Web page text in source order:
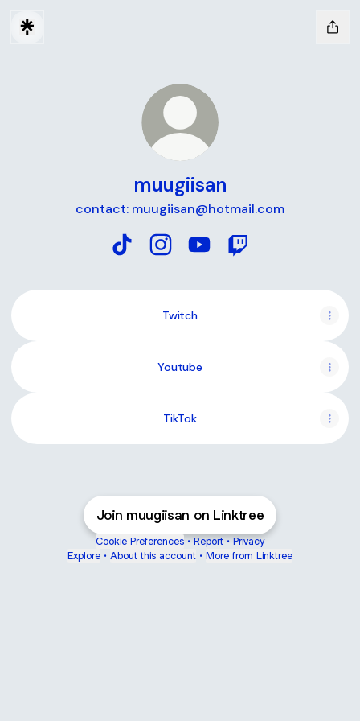
muugiisan
contact: muugiisan@hotmail.com
Twitch
Youtube
TikTok
Join muugiisan on Linktree
Cookie Preferences • Report • Privacy
Explore • About this account • More from Linktree